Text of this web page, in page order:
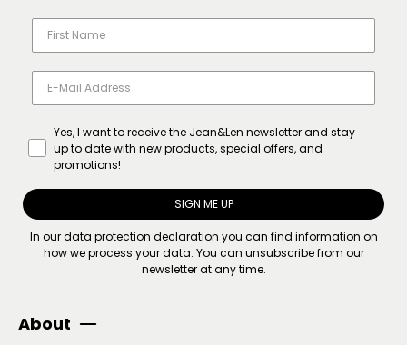
Yes, I want to receive the Jean&Len newsletter and stay
up to date with new products, special offers, and
promotions!
SIGN ME UP
In ourdata protection declaration you can find information on
how we process your data. You can unsubscribe from our
newsletter at any time.
About